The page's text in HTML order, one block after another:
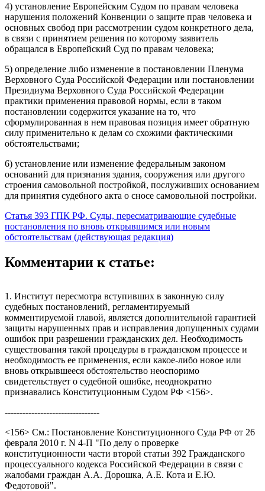
4) установление Европейским Судом по правам человека
нарушения положений Конвенции о защите прав человека и
основных свобод при рассмотрении судом конкретного дела,
в связи с принятием решения по которому заявитель
обращался в Европейский Суд по правам человека;
5) определение либо изменение в постановлении Пленума
Верховного Суда Российской Федерации или постановлении
Президиума Верховного Суда Российской Федерации
практики применения правовой нормы, если в таком
постановлении содержится указание на то, что
сформулированная в нем правовая позиция имеет обратную
силу применительно к делам со схожими фактическими
обстоятельствами;
6) установление или изменение федеральным законом
оснований для признания здания, сооружения или другого
строения самовольной постройкой, послуживших основанием
для принятия судебного акта о сносе самовольной постройки.
Статья 393 ГПК РФ. Суды, пересматривающие судебные
постановления по вновь открывшимся или новым
обстоятельствам (действующая редакция)
Комментарии к статье:
1. Институт пересмотра вступивших в законную силу
судебных постановлений, регламентируемый
комментируемой главой, является дополнительной гарантией
защиты нарушенных прав и исправления допущенных судами
ошибок при разрешении гражданских дел. Необходимость
существования такой процедуры в гражданском процессе и
необходимость ее применения, если какое-либо новое или
вновь открывшееся обстоятельство неоспоримо
свидетельствует о судебной ошибке, неоднократно
признавались Конституционным Судом РФ <156>.
--------------------------------
<156> См.: Постановление Конституционного Суда РФ от 26
февраля 2010 г. N 4-П "По делу о проверке
конституционности части второй статьи 392 Гражданского
процессуального кодекса Российской Федерации в связи с
жалобами граждан А.А. Дорошка, А.Е. Кота и Е.Ю.
Федотовой".